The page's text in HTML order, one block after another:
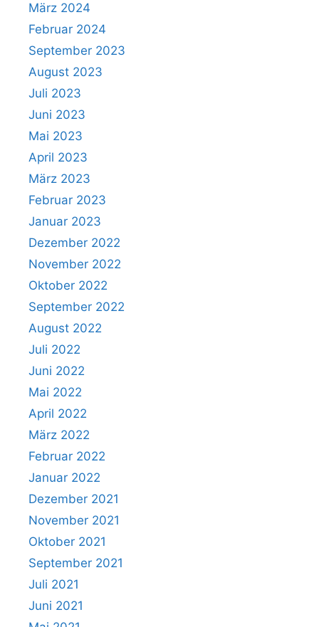
März 2024
Februar 2024
September 2023
August 2023
Juli 2023
Juni 2023
Mai 2023
April 2023
März 2023
Februar 2023
Januar 2023
Dezember 2022
November 2022
Oktober 2022
September 2022
August 2022
Juli 2022
Juni 2022
Mai 2022
April 2022
März 2022
Februar 2022
Januar 2022
Dezember 2021
November 2021
Oktober 2021
September 2021
Juli 2021
Juni 2021